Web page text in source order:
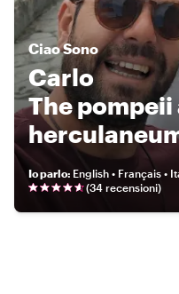
CiaoSono
Carlo
The pompeii
Io parlo: English • Français •
(34 recensioni)